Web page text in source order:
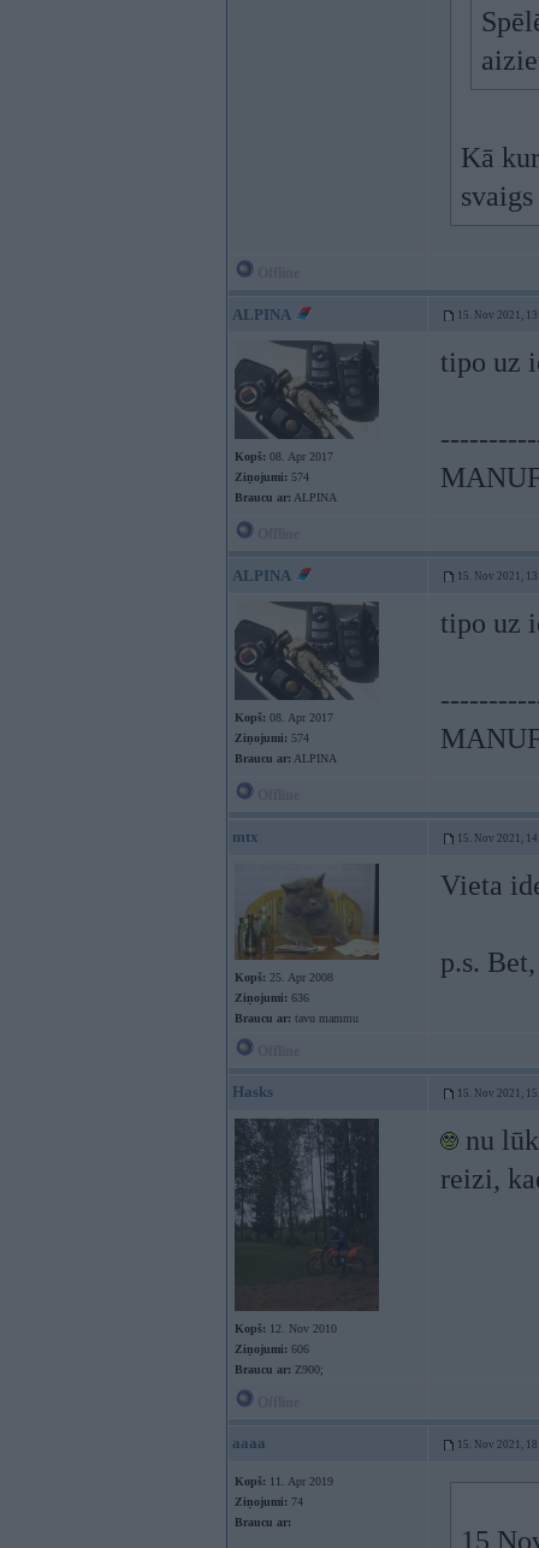
Kā
ALPINA 15. Nov 2021,
Kopš: 08. Apr 2017
Ziņojumi: 574
Braucu ar: ALPINA
tipo uz
ALPINA 15. Nov 2021,
Kopš: 08. Apr 2017
Ziņojumi: 574
Braucu ar: ALPINA
tipo uz
mtx 15. Nov 2021,
Kopš: 25. Apr 2008
Ziņojumi: 636
Braucu ar: tavu mammu
Vieta
p.s.
Hasks 15. Nov 2021,
Kopš: 12. Nov 2010
Ziņojumi: 606
Braucu ar: Z900;
nu
reizi,
aaaa 15. Nov 2021,
Kopš: 11. Apr 2019
Ziņojumi: 74
Braucu ar:
15